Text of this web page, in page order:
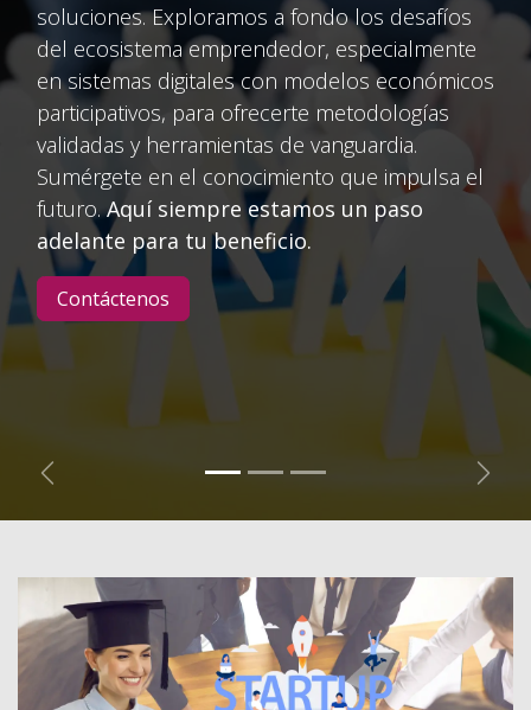
soluciones. Exploramos a fondo los desafíos
del ecosistema emprendedor, especialmente
en sistemas digitales con modelos económicos
participativos, para ofrecerte metodologías
validadas y herramientas de vanguardia.
Sumérgete en el conocimiento que impulsa el
futuro.Aquí siempre estamos un paso
adelante para tu beneficio.
Contáctenos
Anterior